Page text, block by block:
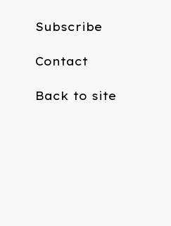
Subscribe
Contact
Back to site